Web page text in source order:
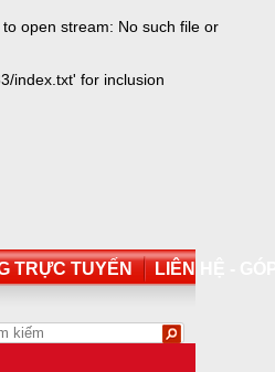
open stream: No such file or
index.txt' for inclusion
TRỰC TUYẾN LIÊN HỆ -